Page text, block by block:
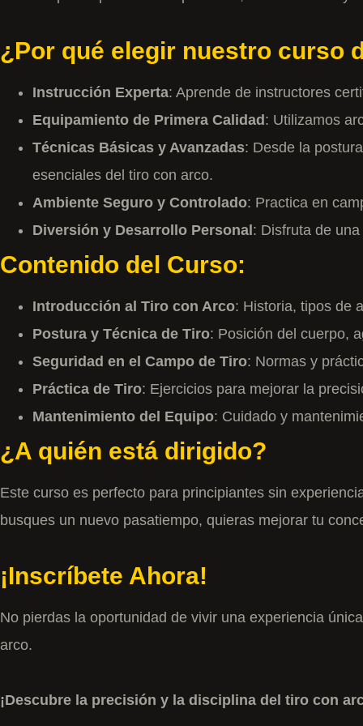
¿Por qué elegir nuestro curso
Instrucción Experta: Aprende de instructores
Equipamiento de Primera Calidad : Utilizamos
Técnicas Básicas y Avanzadas: Desde la
esenciales del tiro con arco.
Ambiente Seguro y Controlado: Practica en
Diversión y Desarrollo Personal : Disfruta de
Contenido del Curso:
Introducción al Tiro con Arco: Historia, tipos de
Postura y Técnica de Tiro: Posición del cuerpo,
Seguridad en el Campo de Tiro: Normas y
Práctica de Tiro: Ejercicios para mejorar la
Mantenimiento del Equipo: Cuidado y
¿A quién está dirigido?
Este curso es perfecto para principiantes sin
busques un nuevo pasatiempo, quieras mejorar tu
¡Inscríbete Ahora!
No pierdas la oportunidad de vivir una experiencia
arco.
¡Descubre la precisión y la disciplina del tiro con